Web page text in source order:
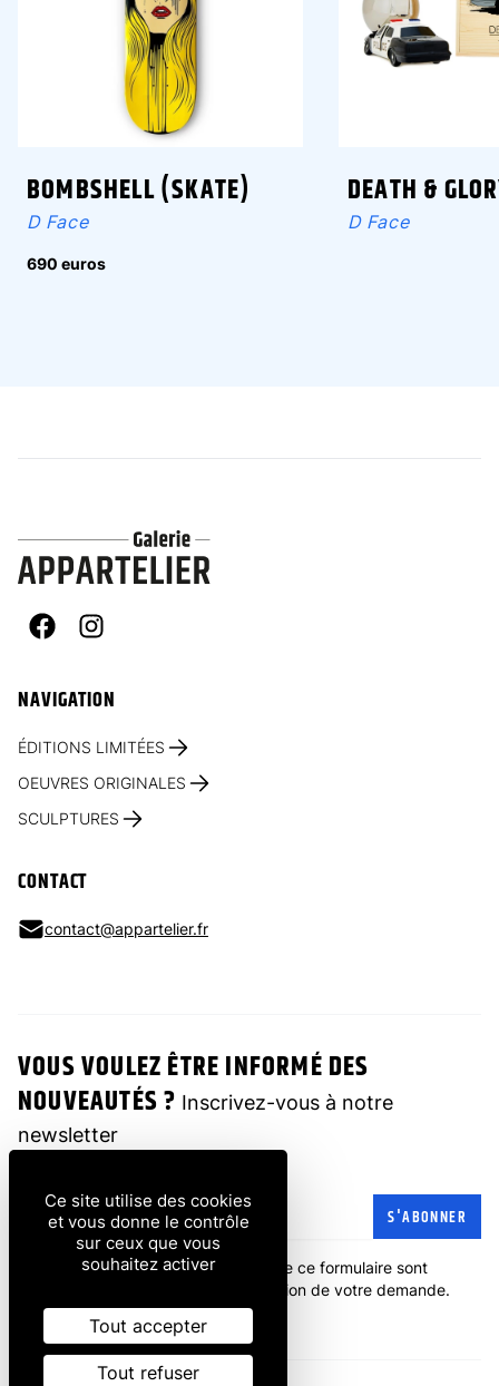
BOMBSHELL (SKATE)
D Face
690 euros
DEATH &
D Face
FacebookInstagram
NAVIGATION
ÉDITIONS LIMITÉES
OEUVRES ORIGINALES
SCULPTURES
CONTACT
contact@appartelier.fr
VOUS VOULEZ ÊTRE INFORMÉ DES
NOUVEAUTÉS ? Inscrivez-vous à notre
newsletter
Adresse e-mail S'ABONNER
Les informations recueillies à partir de ce formulaire sont
transmises à l'entreprise pour la gestion de votre demande.
politique de confidentialité.
Ce site utilise des cookies
et vous donne le contrôle
sur ceux que vous
souhaitez activer
Tout accepter
Tout refuser